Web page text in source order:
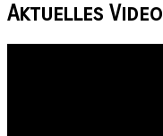
Aktuelles Video